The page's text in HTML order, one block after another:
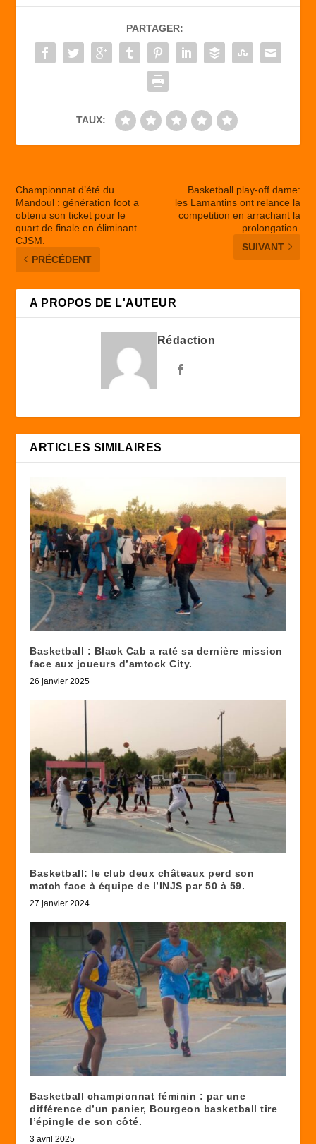
b
o
o
d
o
n
er
PARTAGER:
TAUX:
Championnat d’été du
Mandoul : génération foot a
obtenu son ticket pour le
quart de finale en éliminant
CJSM.
PRÉCÉDENT
Basketball play-off dame:
les Lamantins ont relance la
competition en arrachant la
prolongation.
SUIVANT
A PROPOS DE L'AUTEUR
Rédaction
ARTICLES SIMILAIRES
Basketball : Black Cab a raté sa dernière mission
face aux joueurs d’amtock City.
26 janvier 2025
Basketball: le club deux châteaux perd son
match face à équipe de l’INJS par 50 à 59.
27 janvier 2024
Basketball championnat féminin : par une
différence d’un panier, Bourgeon basketball tire
l’épingle de son côté.
3 avril 2025